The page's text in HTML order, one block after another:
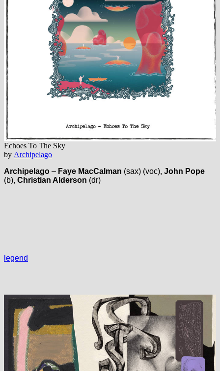
Echoes To The Sky
by Archipelago
Archipelago – Faye MacCalman (sax) (voc), John Pope
(b), Christian Alderson (dr)
legend